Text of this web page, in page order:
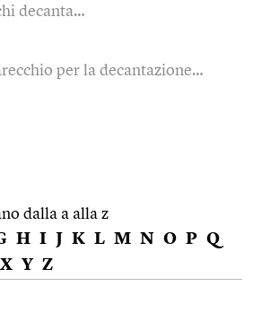
decanta…
per la decantazione…
dalla a alla z
H I J K L M N O P Q
X Y Z